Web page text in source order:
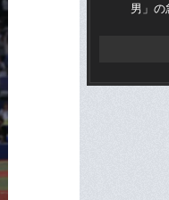
男」の